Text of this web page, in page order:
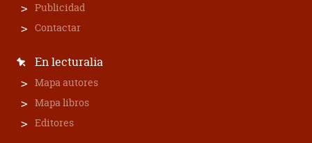
Publicidad
Contactar
En lecturalia
Mapa autores
Mapa libros
Editores